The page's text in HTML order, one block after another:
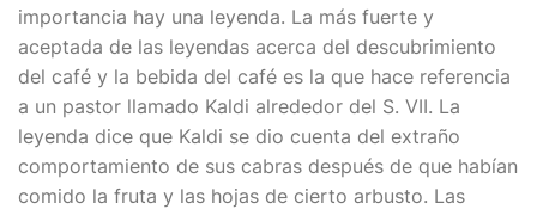
importancia hay una leyenda. La más fuerte y
aceptada de las leyendas acerca del descubrimiento
del café y la bebida del café es la que hace referencia
a un pastor llamado Kaldi alrededor del S. VII. La
leyenda dice que Kaldi se dio cuenta del extraño
comportamiento de sus cabras después de que habían
comido la fruta y las hojas de cierto arbusto. Las